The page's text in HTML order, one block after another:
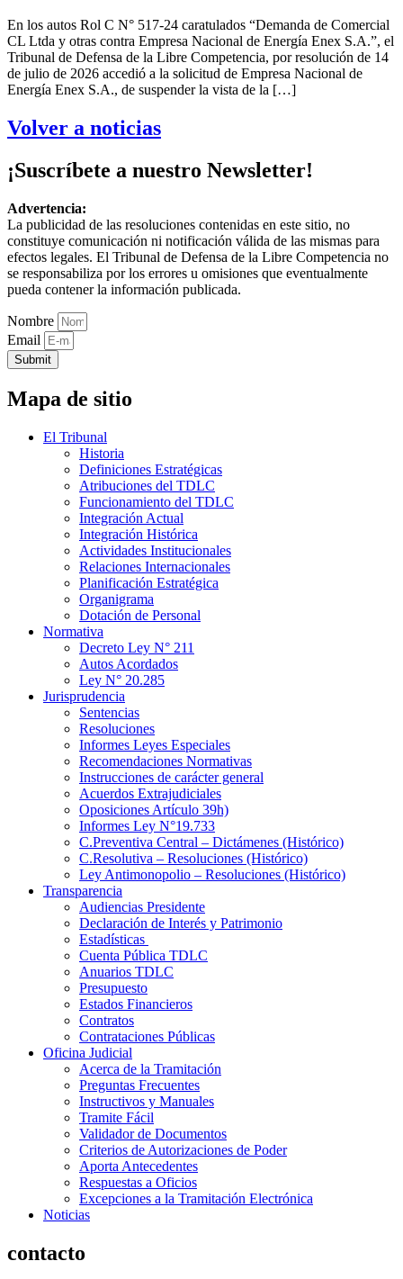
En los autos Rol C N° 517-24 caratulados “Demanda de Comercial
CL Ltda y otras contra Empresa Nacional de Energía Enex S.A.”, el
Tribunal de Defensa de la Libre Competencia, por resolución de 14
de julio de 2026 accedió a la solicitud de Empresa Nacional de
Energía Enex S.A., de suspender la vista de la […]
Volver a noticias
¡Suscríbete a nuestro Newsletter!
Advertencia:
La publicidad de las resoluciones contenidas en este sitio, no
constituye comunicación ni notificación válida de las mismas para
efectos legales. El Tribunal de Defensa de la Libre Competencia no
se responsabiliza por los errores u omisiones que eventualmente
pueda contener la información publicada.
Nombre
Email
Submit
Mapa de sitio
El Tribunal
Historia
Definiciones Estratégicas
Atribuciones del TDLC
Funcionamiento del TDLC
Integración Actual
Integración Histórica
Actividades Institucionales
Relaciones Internacionales
Planificación Estratégica
Organigrama
Dotación de Personal
Normativa
Decreto Ley N° 211
Autos Acordados
Ley N° 20.285
Jurisprudencia
Sentencias
Resoluciones
Informes Leyes Especiales
Recomendaciones Normativas
Instrucciones de carácter general
Acuerdos Extrajudiciales
Oposiciones Artículo 39h)
Informes Ley N°19.733
C.Preventiva Central – Dictámenes (Histórico)
C.Resolutiva – Resoluciones (Histórico)
Ley Antimonopolio – Resoluciones (Histórico)
Transparencia
Audiencias Presidente
Declaración de Interés y Patrimonio
Estadísticas
Cuenta Pública TDLC
Anuarios TDLC
Presupuesto
Estados Financieros
Contratos
Contrataciones Públicas
Oficina Judicial
Acerca de la Tramitación
Preguntas Frecuentes
Instructivos y Manuales
Tramite Fácil
Validador de Documentos
Criterios de Autorizaciones de Poder
Aporta Antecedentes
Respuestas a Oficios
Excepciones a la Tramitación Electrónica
Noticias
contacto